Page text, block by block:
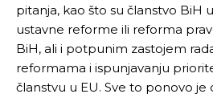
pitanja, kao što su članstvo BiH
ustavne reforme ili reforma
BiH, ali i potpunim zastojem
reformama i ispunjavanju
članstvu u EU. Sve to ponovo